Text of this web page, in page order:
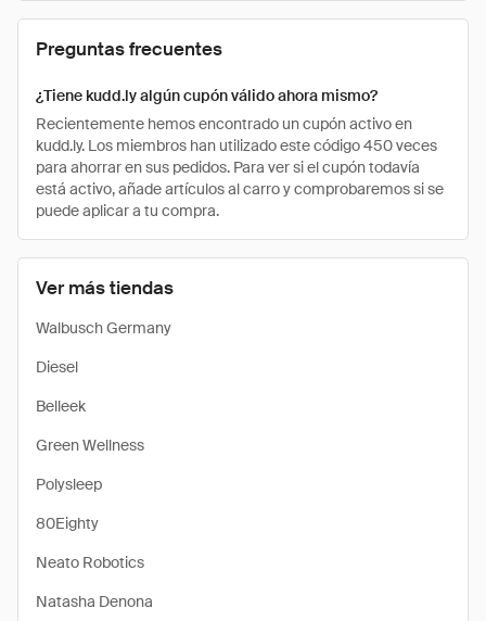
Ver más tiendas
Walbusch Germany
Diesel
Belleek
Green Wellness
Polysleep
80Eighty
Neato Robotics
Natasha Denona
Preguntas frecuentes
¿Tiene kudd.ly algún cupón válido ahora mismo?
Recientemente hemos encontrado un cupón activo en
kudd.ly. Los miembros han utilizado este código 450 veces
para ahorrar en sus pedidos. Para ver si el cupón todavía
está activo, añade artículos al carro y comprobaremos si se
puede aplicar a tu compra.